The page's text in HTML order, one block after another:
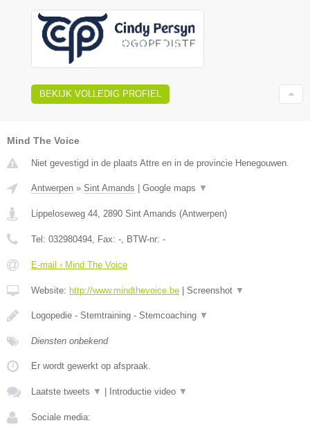
BEKIJK VOLLEDIG PROFIEL
Mind The Voice
Niet gevestigd in de plaats Attre en in de provincie Henegouwen.
Antwerpen » Sint Amands Google maps ▼
Lippeloseweg 44, 2890 Sint Amands (Antwerpen)
Tel: 032980494, Fax: -, BTW-nr: -
E-mail › Mind The Voice
Website: http://www.mindthevoice.be Screenshot ▼
Logopedie - Stemtraining - Stemcoaching ▼
Diensten onbekend
Er wordt gewerkt op afspraak.
Laatste tweets ▼ Introductie video ▼
Sociale media: